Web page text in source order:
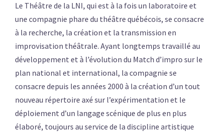
Le Théâtre de la LNI, qui est à la fois un laboratoire et
une compagnie phare du théâtre québécois, se consacre
à la recherche, la création et la transmission en
improvisation théâtrale. Ayant longtemps travaillé au
développement et à l’évolution du Match d’impro sur le
plan national et international, la compagnie se
consacre depuis les années 2000 à la création d’un tout
nouveau répertoire axé sur l’expérimentation et le
déploiement d’un langage scénique de plus en plus
élaboré, toujours au service de la discipline artistique